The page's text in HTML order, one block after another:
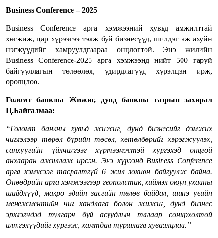
Business Conference – 2025
Business Conference арга хэмжээний хувьд амжилттай
хөгжиж, цар хүрээгээ тэлж буй бизнесүүд, шилдэг аж ахуйн
нэгжүүдийг хамруулдгаараа онцлогтой. Энэ жилийн
Business Conference-2025 арга хэмжээнд нийт 500 гаруй
байгууллагын төлөөлөл, удирдлагууд хүрэлцэн ирж,
оролцлоо.
Голомт банкны Жижиг, дунд банкны газрын захирал
Ц.Байгалмаа:
“Голомт банкны хувьд жижиг, дунд бизнесийг дэмжих
чиглэлээр төрөл бүрийн төсөл, хөтөлбөрийг хэрэгжүүлэх,
санхүүгийн үйлчилгээг хүртээмжтэй хүргэхэд онцгой
анхааран ажиллаж ирсэн. Энэ хүрээнд Business Conference
арга хэмжээг тасралтгүй 6 жил зохион байгуулж байна.
Өнөөдрийн арга хэмжээгээр геополитик, хиймэл оюун ухааны
шийдлүүд, макро эдийн засгийн төлөв байдал, шинэ үеийн
менежментийн чиг хандлага болон жижиг, дунд бизнес
эрхлэгчдэд тулгарч буй асуудлын талаар сонирхолтой
илтгэлүүдийг хүргэж, хамтдаа туршлага хуваалцлаа.”